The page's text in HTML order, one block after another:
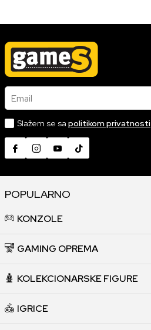
Email
Slažem se sa politikom privatnosti
POPULARNO
KONZOLE
GAMING OPREMA
KOLEKCIONARSKE FIGURE
IGRICE